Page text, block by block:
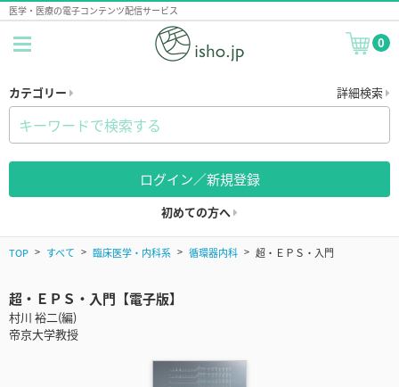
医学・医療の電子コンテンツ配信サービス
0
カテゴリー 詳細検索
ログイン／新規登録
初めての方へ
TOP すべて 臨床医学・内科系 循環器内科 超・ＥＰＳ・入門
超・ＥＰＳ・入門【電子版】
村川 裕二(編)
帝京大学教授